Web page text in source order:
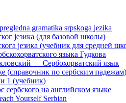
gramatika srpskoga jezika
jезика (для базовой школы)
jезика (учебник для средней
языка Гудкова
— Сербохорватский язык
(справочник по сербским падежам)
1 (учебник)
сербского на английском языке
Yourself Serbian